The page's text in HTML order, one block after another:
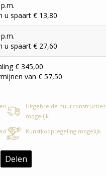
u spaart € 13,80
u spaart € 27,60
€ 345,00
van € 57,50
Uitgebreide huurconstructies
mogelijk
Kunstkoopregeling mogelijk
Delen